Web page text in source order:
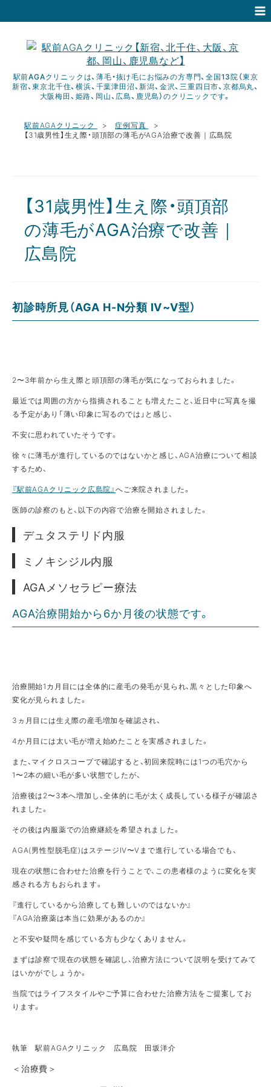
駅前AGAクリニックは、薄毛・抜け毛にお悩みの方専門、全国13院（東京
新宿、東京北千住、横浜、千葉津田沼、新潟、金沢、三重四日市、京都烏丸、
大阪梅田、姫路、岡山、広島、鹿児島）のクリニックです。
駅前AGAクリニック
症例写真
【31歳男性】生え際・頭頂部の薄毛がAGA治療で改善｜広島院
【31歳男性】生え際・頭頂部
の薄毛がAGA治療で改善｜
広島院
初診時所見（AGA H-N分類 Ⅳ~Ⅴ型）
2〜3年前から生え際と頭頂部の薄毛が気になっておられました。
最近では周囲の方から指摘されることも増えたこと、近日中に写真を撮
る予定があり「薄い印象に写るのでは」と感じ、
不安に思われていたそうです。
徐々に薄毛が進行しているのではないかと感じ、AGA治療について相談
するため、
『駅前AGAクリニック広島院』へご来院されました。
医師の診察のもと、以下の内容で治療を開始されました。
デュタステリド内服
ミノキシジル内服
AGAメソセラピー療法
AGA治療開始から6か月後の状態です。
治療開始1カ月目には全体的に産毛の発毛が見られ、黒々とした印象へ
変化が見られました。
3ヵ月目には生え際の産毛増加を確認され、
4か月目には太い毛が増え始めたことを実感されました。
また、マイクロスコープで確認すると、初回来院時には1つの毛穴から
1〜2本の細い毛が多い状態でしたが、
治療後は2〜3本へ増加し、全体的に毛が太く成長している様子が確認さ
れました。
その後は内服薬での治療継続を希望されました。
AGA(男性型脱毛症)はステージⅣ〜Ⅴまで進行している場合でも、
現在の状態に合わせた治療を行うことで、この患者様のように変化を実
感される方もおられます。
『進行しているから治療しても難しいのではないか』
『AGA治療薬は本当に効果があるのか』
と不安や疑問を感じている方も少なくありません。
まずは診察で現在の状態を確認し、治療方法について説明を受けてみて
はいかがでしょうか。
当院ではライフスタイルやご予算に合わせた治療方法をご提案してお
ります。
執筆 駅前AGAクリニック 広島院 田坂洋介
＜治療費＞